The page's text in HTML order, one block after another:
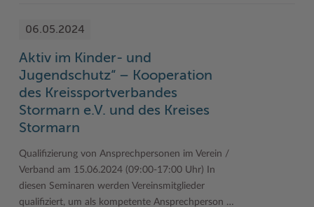
06.05.2024
Aktiv im Kinder- und
Jugendschutz“ – Kooperation
des Kreissportverbandes
Stormarn e.V. und des Kreises
Stormarn
Qualifizierung von Ansprechpersonen im Verein /
Verband am 15.06.2024 (09:00-17:00 Uhr) In
diesen Seminaren werden Vereinsmitglieder
qualifiziert, um als kompetente Ansprechperson …